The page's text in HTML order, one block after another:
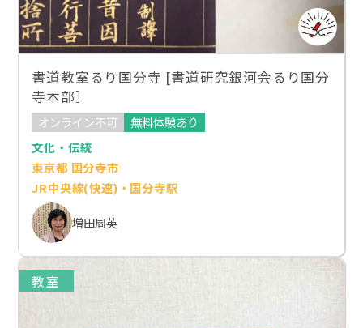
書道教室るり国分寺 [書道研究銀河会るり国分
寺本部］
オンライン不可
無料体験あり
文化・伝統
東京都 国分寺市
JR中央線(快速)・国分寺駅
増田周英
教室